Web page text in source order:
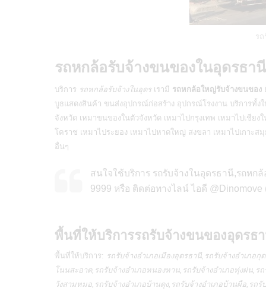
ร
รถหกล้อรับจ้างขนของในอุดรธานี
บริการ รถหกล้อรับจ้างในอุดรเรามี รถหกล้อใหญ่รับจ้างขนของ
บูธแสดงสินค้า ขนส่งอุปกรณ์ก่อสร้าง อุปกรณ์โรงงาน บริการทั้ง
จังหวัด เหมาขนของในตัวจังหวัด เหมาไปกรุงเทพ เหมาไปเชีย
โคราช เหมาไประยอง เหมาไปหาดใหญ่ สงขลา เหมาไปเกาะ
อื่นๆ
สนใจใช้บริการ รถรับจ้างในอุดรธานี,รถหก
9999 หรือ ติดต่อทางไลน์ ไอดี
พื้นที่ให้บริการรถรับจ้างขนของอุดรธ
พื้นที่ให้บริการ: รถรับจ้างอำเภอเมืองอุดรธานี,รถรับจ้างอำเภอ
โนนสะอาด,รถรับจ้างอำเภอหนองหาน,รถรับจ้างอำเภอทุ่งฝน,ร
วังสามหมอ,รถรับจ้างอำเภอบ้านดุง,รถรับจ้างอำเภอบ้านผือ,รถ